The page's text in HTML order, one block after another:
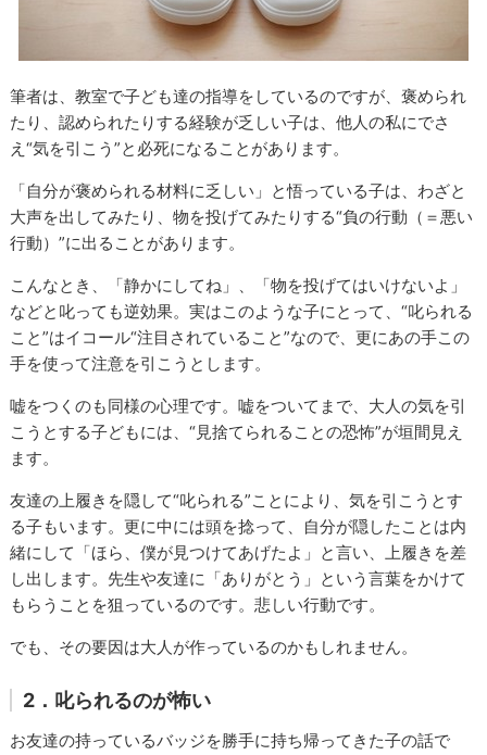
筆者は、教室で子ども達の指導をしているのですが、褒められ
たり、認められたりする経験が乏しい子は、他人の私にでさ
え“気を引こう”と必死になることがあります。
「自分が褒められる材料に乏しい」と悟っている子は、わざと
大声を出してみたり、物を投げてみたりする“負の行動（＝悪い
行動）”に出ることがあります。
こんなとき、「静かにしてね」、「物を投げてはいけないよ」
などと叱っても逆効果。実はこのような子にとって、“叱られる
こと”はイコール“注目されていること”なので、更にあの手この
手を使って注意を引こうとします。
嘘をつくのも同様の心理です。嘘をついてまで、大人の気を引
こうとする子どもには、“見捨てられることの恐怖”が垣間見え
ます。
友達の上履きを隠して“叱られる”ことにより、気を引こうとす
る子もいます。更に中には頭を捻って、自分が隠したことは内
緒にして「ほら、僕が見つけてあげたよ」と言い、上履きを差
し出します。先生や友達に「ありがとう」という言葉をかけて
もらうことを狙っているのです。悲しい行動です。
でも、その要因は大人が作っているのかもしれません。
2．叱られるのが怖い
お友達の持っているバッジを勝手に持ち帰ってきた子の話で